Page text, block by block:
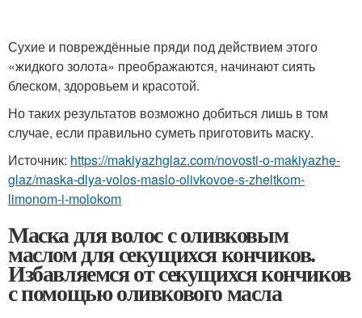
Сухие и повреждённые пряди под действием этого
«жидкого золота» преображаются, начинают сиять
блеском, здоровьем и красотой.
Но таких результатов возможно добиться лишь в том
случае, если правильно суметь приготовить маску.
Источник: https://makiyazhglaz.com/novosti-o-makiyazhe-
glaz/maska-dlya-volos-maslo-olivkovoe-s-zheltkom-
limonom-i-molokom
Маска для волос с оливковым
маслом для секущихся кончиков.
Избавляемся от секущихся кончиков
с помощью оливкового масла